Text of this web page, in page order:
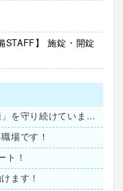
STAFF】 施錠・開錠
地域に寄り添い、沖縄の「快適」を守り続けています。
場です！
ト！
ます！